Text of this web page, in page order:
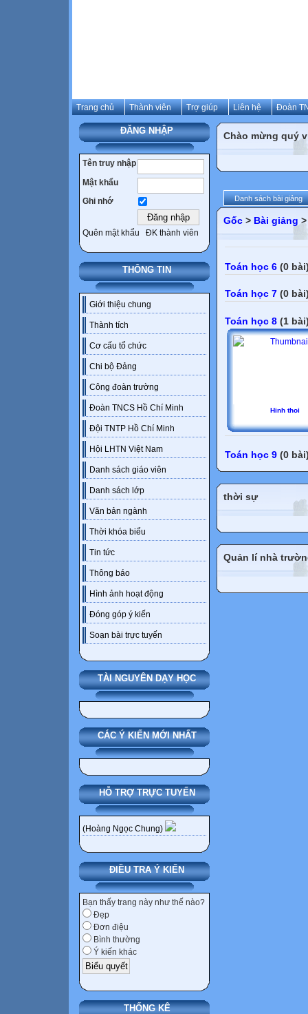
Trang chủ Thành viên Trợ giúp Liên hệ Đoàn
ĐĂNG NHẬP
Tên truy nhập
Mật khẩu
Ghi nhớ
Quên mật khẩu ĐK thành viên
THÔNG TIN
Giới thiệu chung
Thành tích
Cơ cấu tổ chức
Chi bộ Đảng
Công đoàn trường
Đoàn TNCS Hồ Chí Minh
Đội TNTP Hồ Chí Minh
Hội LHTN Việt Nam
Danh sách giáo viên
Danh sách lớp
Văn bản ngành
Thời khóa biểu
Tin tức
Thông báo
Hình ảnh hoạt động
Đóng góp ý kiến
Soạn bài trực tuyến
TÀI NGUYÊN DẠY HỌC
CÁC Ý KIẾN MỚI NHẤT
HỖ TRỢ TRỰC TUYẾN
(Hoàng Ngọc Chung)
ĐIỀU TRA Ý KIẾN
Bạn thấy trang này như thế nào?
Đẹp
Đơn điệu
Bình thường
Ý kiến khác
THỐNG KÊ
Chào mừng quý
Danh sách bài giảng
Gốc > Bài giảng
Toán học 6 (0
Toán học 7 (0
Toán học 8 (1
Hinh thoi
Toán học 9 (0
thời sự
Quản lí nhà